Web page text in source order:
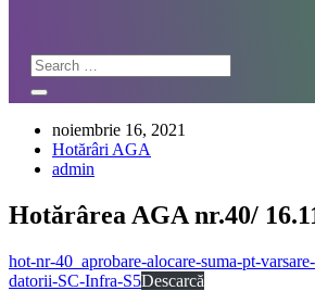
noiembrie 16, 2021
Hotărâri AGA
admin
Hotărârea AGA nr.40/
hot-nr-40_aprobare-alocare-suma-pt-
datorii-SC-Infra-S5Descarcă